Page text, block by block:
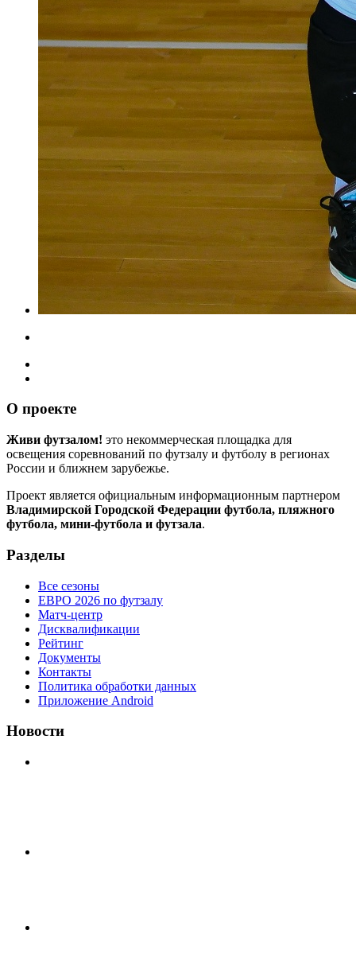
О проекте
Живи футзалом! это некоммерческая площадка для
освещения соревнований по футзалу и футболу в регионах
России и ближнем зарубежье.
Проект является официальным информационным партнером
Владимирской Городской Федерации футбола, пляжного
футбола, мини-футбола и футзала.
Разделы
Все сезоны
ЕВРО 2026 по футзалу
Матч-центр
Дисквалификации
Рейтинг
Документы
Контакты
Политика обработки данных
Приложение Android
Новости